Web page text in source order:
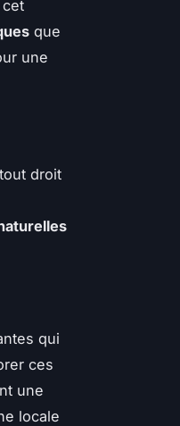
cet
que
une
droit
qui
ces
une
locale